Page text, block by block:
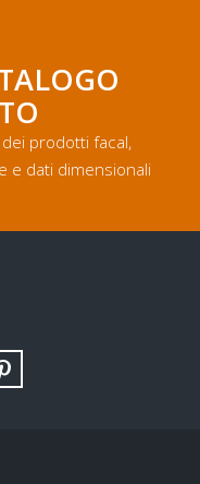
prodotti facal,
e dati dimensionali